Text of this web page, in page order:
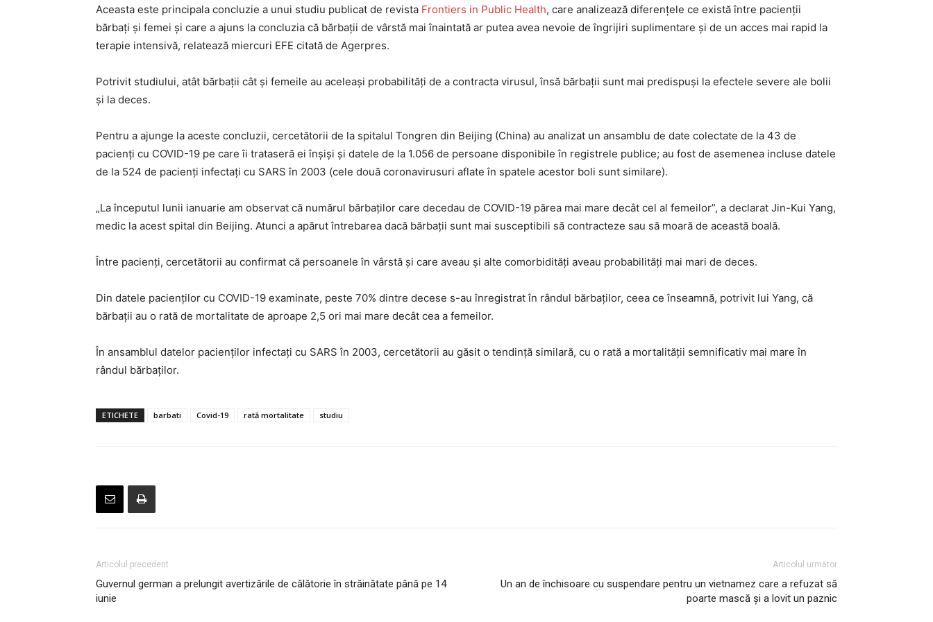
Aceasta este principala concluzie a unui studiu publicat de revista Frontiers in Public Health, care analizează diferenţele ce există între pacienţii
bărbaţi şi femei şi care a ajuns la concluzia că bărbaţii de vârstă mai înaintată ar putea avea nevoie de îngrijiri suplimentare şi de un acces mai rapid la
terapie intensivă, relatează miercuri EFE citată de Agerpres.
Potrivit studiului, atât bărbaţii cât şi femeile au aceleaşi probabilităţi de a contracta virusul, însă bărbaţii sunt mai predispuşi la efectele severe ale bolii
şi la deces.
Pentru a ajunge la aceste concluzii, cercetătorii de la spitalul Tongren din Beijing (China) au analizat un ansamblu de date colectate de la 43 de
pacienţi cu COVID-19 pe care îi trataseră ei înşişi şi datele de la 1.056 de persoane disponibile în registrele publice; au fost de asemenea incluse datele
de la 524 de pacienţi infectaţi cu SARS în 2003 (cele două coronavirusuri aflate în spatele acestor boli sunt similare).
„La începutul lunii ianuarie am observat că numărul bărbaţilor care decedau de COVID-19 părea mai mare decât cel al femeilor”, a declarat Jin-Kui Yang,
medic la acest spital din Beijing. Atunci a apărut întrebarea dacă bărbaţii sunt mai susceptibili să contracteze sau să moară de această boală.
Între pacienţi, cercetătorii au confirmat că persoanele în vârstă şi care aveau şi alte comorbidităţi aveau probabilităţi mai mari de deces.
Din datele pacienţilor cu COVID-19 examinate, peste 70% dintre decese s-au înregistrat în rândul bărbaţilor, ceea ce înseamnă, potrivit lui Yang, că
bărbaţii au o rată de mortalitate de aproape 2,5 ori mai mare decât cea a femeilor.
În ansamblul datelor pacienţilor infectaţi cu SARS în 2003, cercetătorii au găsit o tendinţă similară, cu o rată a mortalităţii semnificativ mai mare în
rândul bărbaţilor.
m
n
c
o
r
ETICHETE barbati Covid-19 rată mortalitate studiu
Articolul precedent
Guvernul german a prelungit avertizările de călătorie în străinătate până pe 14
iunie
Articolul următor
Un an de închisoare cu suspendare pentru un vietnamez care a refuzat să
poarte mască și a lovit un paznic